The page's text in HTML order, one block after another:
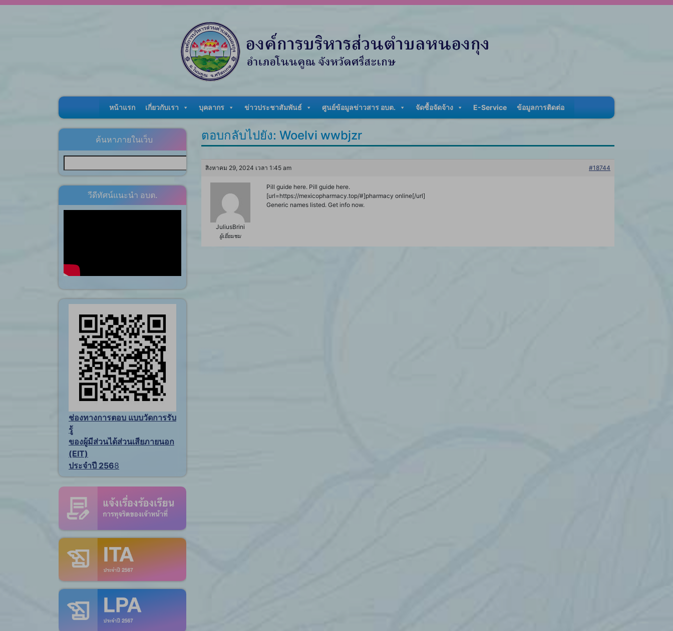
หน้าแรก เกี่ยวกับเรา บุคลากร ข่าวประชาสัมพันธ์ ศูนย์ข้อมูลข่าวสาร อบต. จัดซื้อจัดจ้าง E-Service ข้อมูลการติดต่อ
ค้นหาภายในเว็บ
วีดีทัศน์แนะนำ อบต.
ช่องทางการตอบ แบบวัดการรับ
รู้
ของผู้มีส่วนได้ส่วนเสียภายนอก
(EIT)
ประจำปี 2568
ตอบกลับไปยัง: Woelvi wwbjzr
สิงหาคม 29, 2024 เวลา 1:45 am #18744
JuliusBrini
ผู้เยี่ยมชม
Pill guide here. Pill guide here.
[url=https://mexicopharmacy.top/#]pharmacy online[/url]
Generic names listed. Get info now.